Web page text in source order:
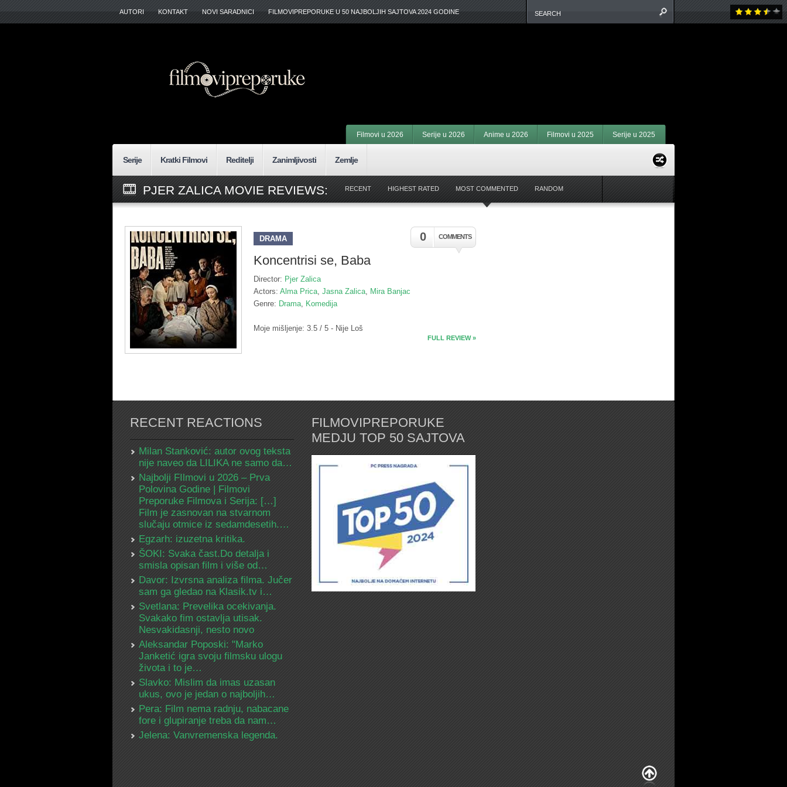
AUTORI KONTAKT NOVI SARADNICI FILMOVIPREPORUKE U 50 NAJBOLJIH SAJTOVA 2024 GODINE
Filmovi u 2026 Serije u 2026 Anime u 2026 Filmovi u 2025 Serije u 2025
Serije Kratki Filmovi Reditelji Zanimljivosti Zemlje
PJER ZALICA MOVIE REVIEWS: RECENT HIGHEST RATED MOST COMMENTED RANDOM
0 COMMENTS
DRAMA
Koncentrisi se, Baba
Director: Pjer Zalica
Actors: Alma Prica, Jasna Zalica, Mira Banjac
Genre: Drama, Komedija
Moje mišljenje: 3.5 / 5 - Nije Loš
FULL REVIEW »
RECENT REACTIONS
Milan Stanković: autor ovog teksta
nije naveo da LILIKA ne samo da…
Najbolji FIlmovi u 2026 – Prva
Polovina Godine | Filmovi
Preporuke Filmova i Serija: […]
Film je zasnovan na stvarnom
slučaju otmice iz sedamdesetih.…
Egzarh: izuzetna kritika.
ŠOKI: Svaka čast.Do detalja i
smisla opisan film i više od…
Davor: Izvrsna analiza filma. Jučer
sam ga gledao na Klasik.tv i…
Svetlana: Prevelika ocekivanja.
Svakako fim ostavlja utisak.
Nesvakidasnji, nesto novo
Aleksandar Poposki: "Marko
Janketić igra svoju filmsku ulogu
života i to je…
Slavko: Mislim da imas uzasan
ukus, ovo je jedan o najboljih…
Pera: Film nema radnju, nabacane
fore i glupiranje treba da nam…
Jelena: Vanvremenska legenda.
FILMOVIPREPORUKE
MEDJU TOP 50 SAJTOVA